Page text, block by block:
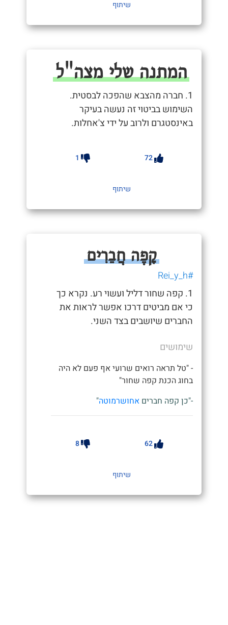
שיתוף
המתנה שלי מצה"ל
1. חברה מהצבא שהפכה לבסטית.
השימוש בביטוי זה נעשה בעיקר
באינסטגרם ולרוב על ידי צ'אחלות.
72
1
שיתוף
קָפֶה חֲבֵרִים
#Rei_y_h
1. קפה שחור דליל ועשוי רע. נקרא כך
כי אם מביטים דרכו אפשר לראות את
החברים שיושבים בצד השני.
שימושים
- "טל תראה רואים שרועי אף פעם לא היה
בחוג הכנת קפה שחור"
-"כן קפה חבריםאחושרמוטה"
62
8
שיתוף